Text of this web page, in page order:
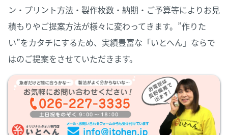
ン・プリント方法・製作枚数・納期・ご予算等によりお見
積もりやご提案方法が様々に変わってきます。”作りた
い”をカタチにするため、実績豊富な「いとへん」ならで
はのご提案をさせていただきます。